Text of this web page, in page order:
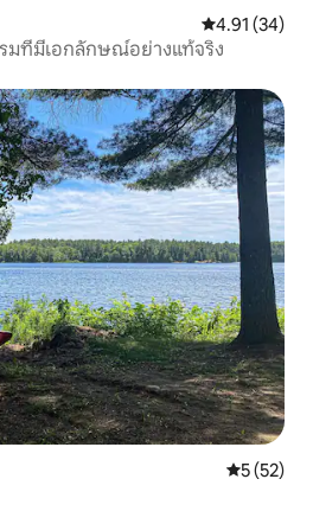
คะแนนเฉลี่ย
4.91 (34)
รมที่มีเอกลักษณ์อย่างแท้จริง
คะแนนเฉลี่
5 (52)